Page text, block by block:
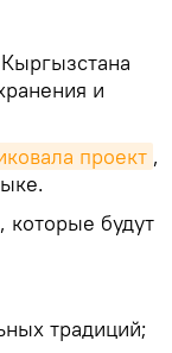
и
проект ,
будут
традиций;